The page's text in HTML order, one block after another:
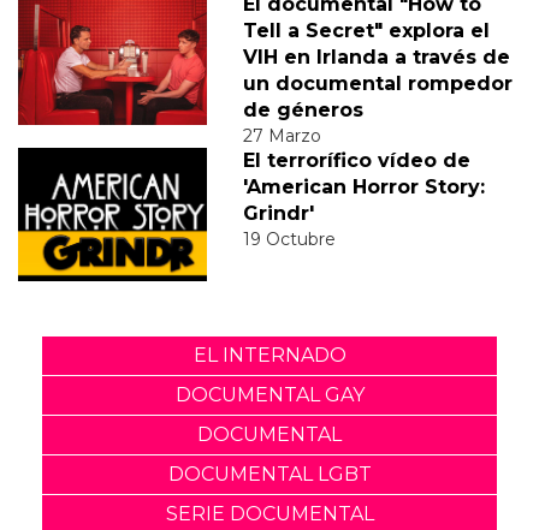
Tell a Secret" explora el
VIH en Irlanda a través de
un documental rompedor
de géneros
27 Marzo
El terrorífico vídeo de
'American Horror Story:
Grindr'
19 Octubre
EL INTERNADO
DOCUMENTAL GAY
DOCUMENTAL
DOCUMENTAL LGBT
SERIE DOCUMENTAL